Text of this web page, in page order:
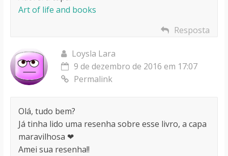
Art of life and books
Resposta
Loysla Lara
9 de dezembro de 2016 em 17:07
Permalink
Olá, tudo bem?
Já tinha lido uma resenha sobre esse livro, a capa
maravilhosa ❤
Amei sua resenha!!